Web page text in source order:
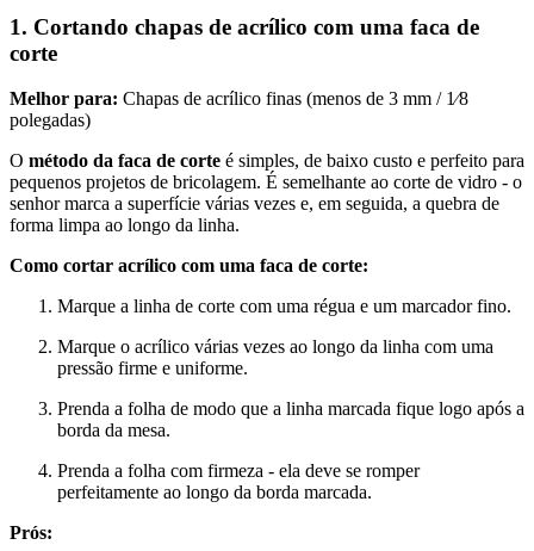
1. Cortando chapas de acrílico com uma faca de
corte
Melhor para: Chapas de acrílico finas (menos de 3 mm / 1⁄8
polegadas)
O método da faca de corte é simples, de baixo custo e perfeito para
pequenos projetos de bricolagem. É semelhante ao corte de vidro - o
senhor marca a superfície várias vezes e, em seguida, a quebra de
forma limpa ao longo da linha.
Como cortar acrílico com uma faca de corte:
Marque a linha de corte com uma régua e um marcador fino.
Marque o acrílico várias vezes ao longo da linha com uma
pressão firme e uniforme.
Prenda a folha de modo que a linha marcada fique logo após a
borda da mesa.
Prenda a folha com firmeza - ela deve se romper
perfeitamente ao longo da borda marcada.
Prós: